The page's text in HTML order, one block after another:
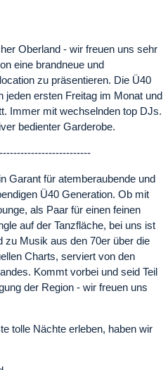
Oberland - wir freuen uns sehr
eine brandneue und
zu präsentieren. Die Ü40
jeden ersten Freitag im Monat und
Immer mit wechselnden top DJs.
bedienter Garderobe.
Garant für atemberaubende und
Ü40 Generation. Ob mit
als Paar für einen feinen
auf der Tanzfläche, bei uns ist
zu Musik aus den 70er über die
Charts, serviert von den
Kommt vorbei und seid Teil
der Region - wir freuen uns
tolle Nächte erleben, haben wir